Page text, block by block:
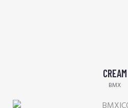
CREAM
BMX